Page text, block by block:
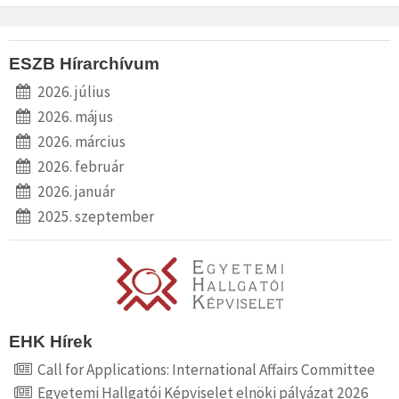
ESZB Hírarchívum
2026. július
2026. május
2026. március
2026. február
2026. január
2025. szeptember
EHK Hírek
Call for Applications: International Affairs Committee
Egyetemi Hallgatói Képviselet elnöki pályázat 2026